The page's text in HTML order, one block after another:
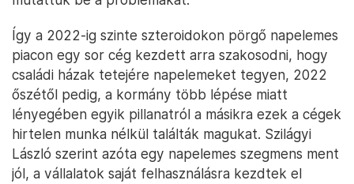
Így a 2022-ig szinte szteroidokon pörgő napelemes
piacon egy sor cég kezdett arra szakosodni, hogy
családi házak tetejére napelemeket tegyen, 2022
őszétől pedig, a kormány több lépése miatt
lényegében egyik pillanatról a másikra ezek a cégek
hirtelen munka nélkül találták magukat. Szilágyi
László szerint azóta egy napelemes szegmens ment
jól, a vállalatok saját felhasználásra kezdtek el